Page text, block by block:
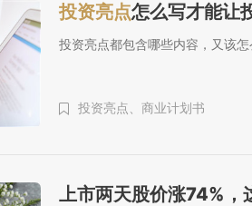
投资亮点怎么写才能让
投资亮点都包含哪些内容，又该
投资亮点、 商业计划书
上市两天股价涨74%，